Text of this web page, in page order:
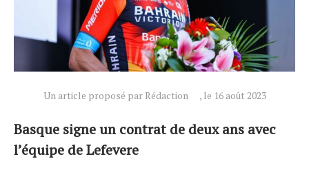
Un article proposé par Rédaction , le 16 août 2023
Basque signe un contrat de deux ans avec
l’équipe de Lefevere
Tests de produits
Tendances